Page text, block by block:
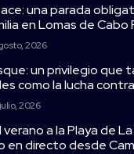
una parada
en Lomas de Cabo
2026
un privilegio que
como la lucha
2026
verano a la Playa de
en directo desde